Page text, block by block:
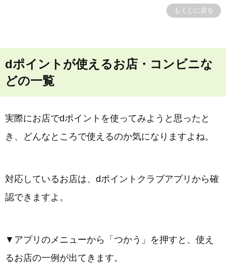
もくじに戻る
dポイントが使えるお店・コンビニな
どの一覧
実際にお店でdポイントを使ってみようと思ったと
き、どんなところで使えるのか気になりますよね。
対応しているお店は、dポイントクラブアプリから確
認できますよ。
▼アプリのメニューから「つかう」を押すと、使え
るお店の一例が出てきます。